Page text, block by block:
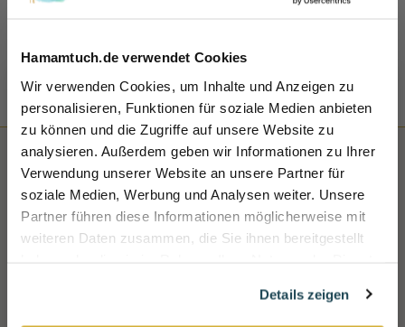
Hamamtuch.de verwendet Cookies
Wir verwenden Cookies, um Inhalte und Anzeigen zu
personalisieren, Funktionen für soziale Medien anbieten
zu können und die Zugriffe auf unsere Website zu
analysieren. Außerdem geben wir Informationen zu Ihrer
Verwendung unserer Website an unsere Partner für
soziale Medien, Werbung und Analysen weiter. Unsere
Partner führen diese Informationen möglicherweise mit
weiteren Daten zusammen, die Sie ihnen bereitgestellt
Details zeigen
Sicher dir 10% Rabatt!
Name